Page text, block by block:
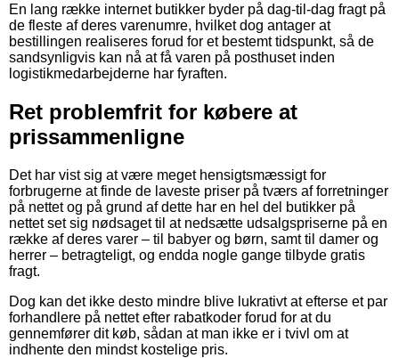
En lang række internet butikker byder på dag-til-dag fragt på
de fleste af deres varenumre, hvilket dog antager at
bestillingen realiseres forud for et bestemt tidspunkt, så de
sandsynligvis kan nå at få varen på posthuset inden
logistikmedarbejderne har fyraften.
Ret problemfrit for købere at
prissammenligne
Det har vist sig at være meget hensigtsmæssigt for
forbrugerne at finde de laveste priser på tværs af forretninger
på nettet og på grund af dette har en hel del butikker på
nettet set sig nødsaget til at nedsætte udsalgspriserne på en
række af deres varer – til babyer og børn, samt til damer og
herrer – betragteligt, og endda nogle gange tilbyde gratis
fragt.
Dog kan det ikke desto mindre blive lukrativt at efterse et par
forhandlere på nettet efter rabatkoder forud for at du
gennemfører dit køb, sådan at man ikke er i tvivl om at
indhente den mindst kostelige pris.